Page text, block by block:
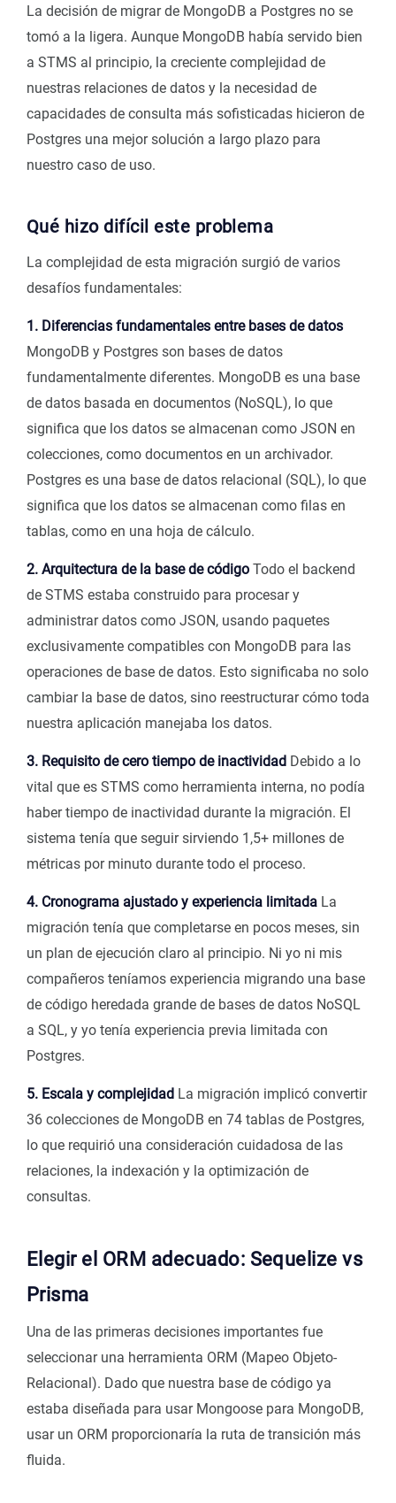
La decisión de migrar de MongoDB a Postgres no se
tomó a la ligera. Aunque MongoDB había servido bien
a STMS al principio, la creciente complejidad de
nuestras relaciones de datos y la necesidad de
capacidades de consulta más sofisticadas hicieron de
Postgres una mejor solución a largo plazo para
nuestro caso de uso.
Qué hizo difícil este problema
La complejidad de esta migración surgió de varios
desafíos fundamentales:
1. Diferencias fundamentales entre bases de datos
MongoDB y Postgres son bases de datos
fundamentalmente diferentes. MongoDB es una base
de datos basada en documentos (NoSQL), lo que
significa que los datos se almacenan como JSON en
colecciones, como documentos en un archivador.
Postgres es una base de datos relacional (SQL), lo que
significa que los datos se almacenan como filas en
tablas, como en una hoja de cálculo.
2. Arquitectura de la base de código Todo el backend
de STMS estaba construido para procesar y
administrar datos como JSON, usando paquetes
exclusivamente compatibles con MongoDB para las
operaciones de base de datos. Esto significaba no solo
cambiar la base de datos, sino reestructurar cómo toda
nuestra aplicación manejaba los datos.
3. Requisito de cero tiempo de inactividad Debido a lo
vital que es STMS como herramienta interna, no podía
haber tiempo de inactividad durante la migración. El
sistema tenía que seguir sirviendo 1,5+ millones de
métricas por minuto durante todo el proceso.
4. Cronograma ajustado y experiencia limitada La
migración tenía que completarse en pocos meses, sin
un plan de ejecución claro al principio. Ni yo ni mis
compañeros teníamos experiencia migrando una base
de código heredada grande de bases de datos NoSQL
a SQL, y yo tenía experiencia previa limitada con
Postgres.
5. Escala y complejidad La migración implicó convertir
36 colecciones de MongoDB en 74 tablas de Postgres,
lo que requirió una consideración cuidadosa de las
relaciones, la indexación y la optimización de
consultas.
Elegir el ORM adecuado: Sequelize vs
Prisma
Una de las primeras decisiones importantes fue
seleccionar una herramienta ORM (Mapeo Objeto-
Relacional). Dado que nuestra base de código ya
estaba diseñada para usar Mongoose para MongoDB,
usar un ORM proporcionaría la ruta de transición más
fluida.